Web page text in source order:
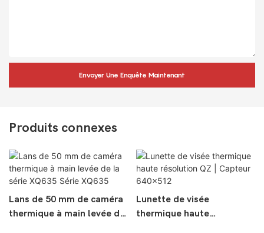
Envoyer Une Enquête Maintenant
Produits connexes
Lans de 50 mm de caméra
thermique à main levée de
Lunette de visée
thermique haute